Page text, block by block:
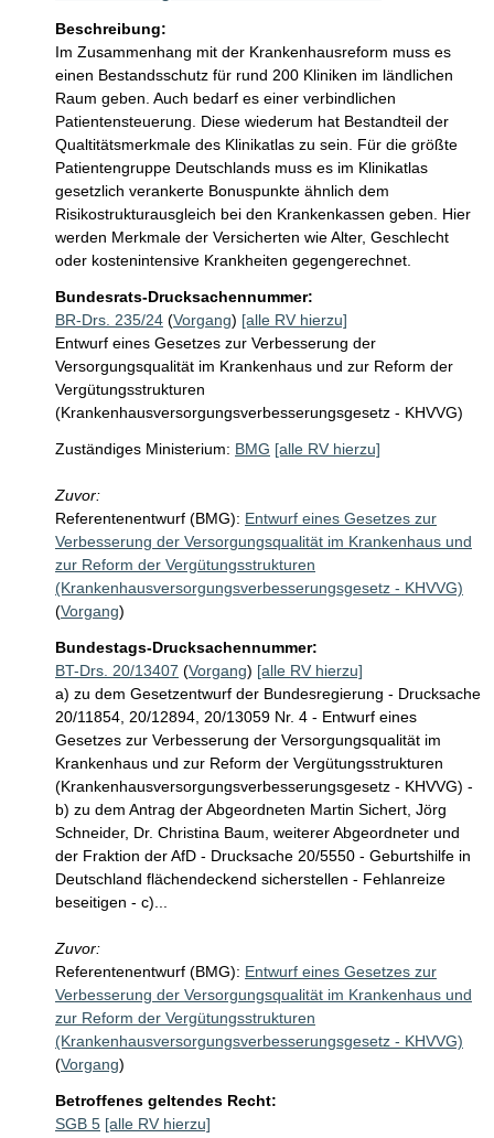
Beschreibung:
Im Zusammenhang mit der Krankenhausreform muss es
einen Bestandsschutz für rund 200 Kliniken im ländlichen
Raum geben. Auch bedarf es einer verbindlichen
Patientensteuerung. Diese wiederum hat Bestandteil der
Qualtitätsmerkmale des Klinikatlas zu sein. Für die größte
Patientengruppe Deutschlands muss es im Klinikatlas
gesetzlich verankerte Bonuspunkte ähnlich dem
Risikostrukturausgleich bei den Krankenkassen geben. Hier
werden Merkmale der Versicherten wie Alter, Geschlecht
oder kostenintensive Krankheiten gegengerechnet.
Bundesrats-Drucksachennummer:
BR-Drs. 235/24 (Vorgang) [alle RV hierzu]
Entwurf eines Gesetzes zur Verbesserung der
Versorgungsqualität im Krankenhaus und zur Reform der
Vergütungsstrukturen
(Krankenhausversorgungsverbesserungsgesetz - KHVVG)
Zuständiges Ministerium: BMG [alle RV hierzu]
Zuvor:
Referentenentwurf (BMG): Entwurf eines Gesetzes zur
Verbesserung der Versorgungsqualität im Krankenhaus und
zur Reform der Vergütungsstrukturen
(Krankenhausversorgungsverbesserungsgesetz - KHVVG)
(Vorgang)
Bundestags-Drucksachennummer:
BT-Drs. 20/13407 (Vorgang) [alle RV hierzu]
a) zu dem Gesetzentwurf der Bundesregierung - Drucksache
20/11854, 20/12894, 20/13059 Nr. 4 - Entwurf eines
Gesetzes zur Verbesserung der Versorgungsqualität im
Krankenhaus und zur Reform der Vergütungsstrukturen
(Krankenhausversorgungsverbesserungsgesetz - KHVVG) -
b) zu dem Antrag der Abgeordneten Martin Sichert, Jörg
Schneider, Dr. Christina Baum, weiterer Abgeordneter und
der Fraktion der AfD - Drucksache 20/5550 - Geburtshilfe in
Deutschland flächendeckend sicherstellen - Fehlanreize
beseitigen - c)...
Zuvor:
Referentenentwurf (BMG): Entwurf eines Gesetzes zur
Verbesserung der Versorgungsqualität im Krankenhaus und
zur Reform der Vergütungsstrukturen
(Krankenhausversorgungsverbesserungsgesetz - KHVVG)
(Vorgang)
Betroffenes geltendes Recht:
SGB 5 [alle RV hierzu]